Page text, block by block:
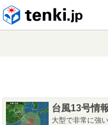
台風13号情
大型で非常に強